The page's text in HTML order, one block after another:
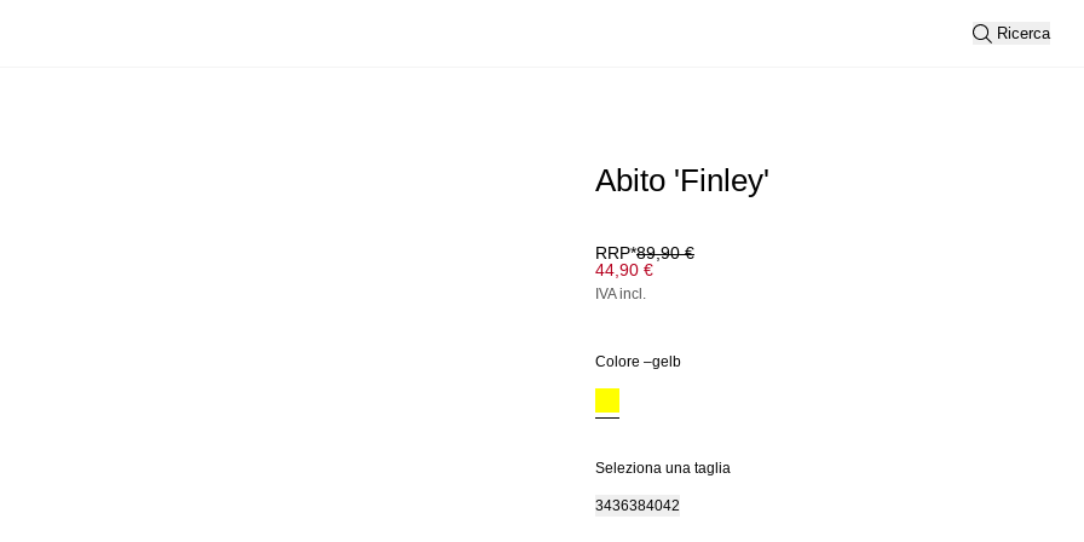
Ricerca
Abito 'Finley'
RRP*89,90 €
44,90 €
IVA incl.
Colore –gelb
Seleziona una taglia
3436384042